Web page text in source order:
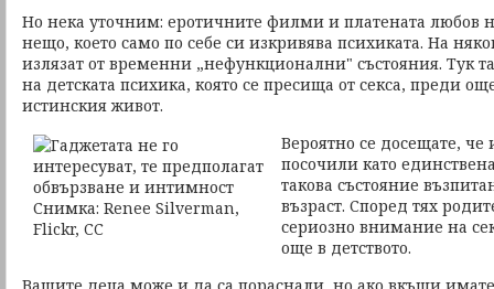
Но нека уточним: еротичните филми и платената любов
нещо, което само по себе си изкривява психиката. На
излязат от временни „нефункционални" състояния. Тук
на детската психика, която се пресища от секса, преди
истинския живот.
Вероятно се досещате, че
посочили като
такова състояние
възраст. Според тях
сериозно внимание на
още в детството.